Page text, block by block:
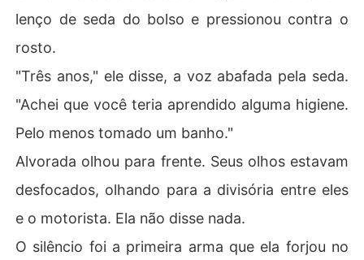
lenço de seda do bolso e pressionou contra o
rosto.
"Três anos," ele disse, a voz abafada pela seda.
"Achei que você teria aprendido alguma higiene.
Pelo menos tomado um banho."
Alvorada olhou para frente. Seus olhos estavam
desfocados, olhando para a divisória entre eles
e o motorista. Ela não disse nada.
O silêncio foi a primeira arma que ela forjou no